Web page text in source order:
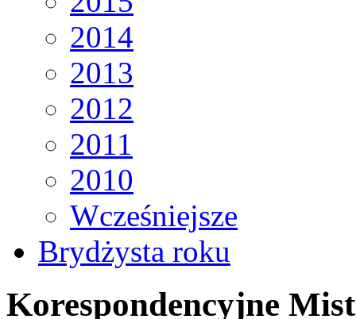
2014
2013
2012
2011
2010
Wcześniejsze
Brydżysta roku
Korespondencyjne